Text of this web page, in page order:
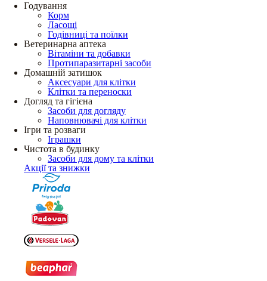
Годування
Корм
Ласощі
Годівниці та поїлки
Ветеринарна аптека
Вітаміни та добавки
Протипаразитарні засоби
Домашній затишок
Аксесуари для клітки
Клітки та переноски
Догляд та гігієна
Засоби для догляду
Наповнювачі для клітки
Ігри та розваги
Іграшки
Чистота в будинку
Засоби для дому та клітки
Акції та знижки